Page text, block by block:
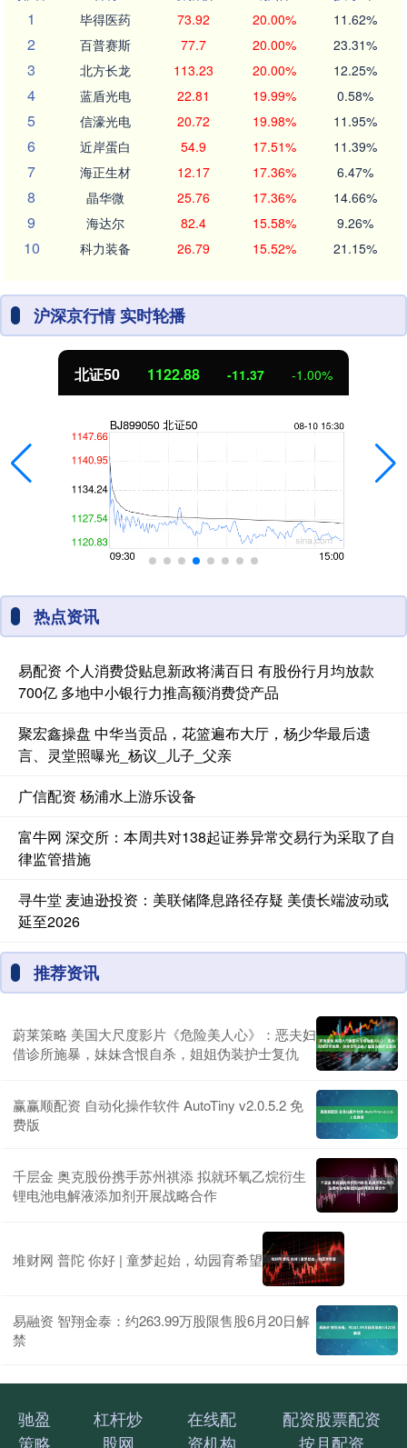
1
毕得医药 73.92 20.00% 11.62%
2 百普赛斯 77.7 20.00% 23.31%
3 北方长龙 113.23 20.00% 12.25%
4 蓝盾光电 22.81 19.99% 0.58%
5 信濠光电 20.72 19.98% 11.95%
6 近岸蛋白 54.9 17.51% 11.39%
7 海正生材 12.17 17.36% 6.47%
8 晶华微 25.76 17.36% 14.66%
9 海达尔 82.4 15.58% 9.26%
10 科力装备 26.79 15.52% 21.15%
沪深京行情 实时轮播
创业板指 3537.21 -25.90 -0.73%
热点资讯
易配资 个人消费贷贴息新政将满百日 有股份行月均放款
700亿 多地中小银行力推高额消费贷产品
聚宏鑫操盘 中华当贡品，花篮遍布大厅，杨少华最后遗
言、灵堂照曝光_杨议_儿子_父亲
广信配资 杨浦水上游乐设备
富牛网 深交所：本周共对138起证券异常交易行为采取了自
律监管措施
寻牛堂 麦迪逊投资：美联储降息路径存疑 美债长端波动或
延至2026
推荐资讯
蔚莱策略 美国大尺度影片《危险美人心》：恶夫妇
借诊所施暴，妹妹含恨自杀，姐姐伪装护士复仇
赢赢顺配资 自动化操作软件 AutoTiny v2.0.5.2 免
费版
千层金 奥克股份携手苏州祺添 拟就环氧乙烷衍生
锂电池电解液添加剂开展战略合作
堆财网 普陀 你好 | 童梦起始，幼园育希望
易融资 智翔金泰：约263.99万股限售股6月20日解
禁
驰盈
策略
杠杆炒
股网
在线配
资机构
配资股票配资
按月配资